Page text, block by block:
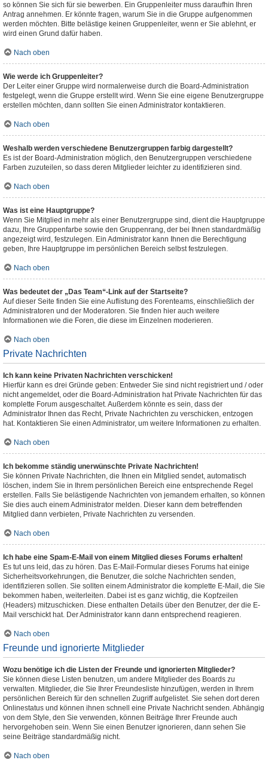
so können Sie sich für sie bewerben. Ein Gruppenleiter muss daraufhin Ihren
Antrag annehmen. Er könnte fragen, warum Sie in die Gruppe aufgenommen
werden möchten. Bitte belästige keinen Gruppenleiter, wenn er Sie ablehnt, er
wird einen Grund dafür haben.
Nach oben
Wie werde ich Gruppenleiter?
Der Leiter einer Gruppe wird normalerweise durch die Board-Administration
festgelegt, wenn die Gruppe erstellt wird. Wenn Sie eine eigene Benutzergruppe
erstellen möchten, dann sollten Sie einen Administrator kontaktieren.
Nach oben
Weshalb werden verschiedene Benutzergruppen farbig dargestellt?
Es ist der Board-Administration möglich, den Benutzergruppen verschiedene
Farben zuzuteilen, so dass deren Mitglieder leichter zu identifizieren sind.
Nach oben
Was ist eine Hauptgruppe?
Wenn Sie Mitglied in mehr als einer Benutzergruppe sind, dient die Hauptgruppe
dazu, Ihre Gruppenfarbe sowie den Gruppenrang, der bei Ihnen standardmäßig
angezeigt wird, festzulegen. Ein Administrator kann Ihnen die Berechtigung
geben, Ihre Hauptgruppe im persönlichen Bereich selbst festzulegen.
Nach oben
Was bedeutet der „Das Team“-Link auf der Startseite?
Auf dieser Seite finden Sie eine Auflistung des Forenteams, einschließlich der
Administratoren und der Moderatoren. Sie finden hier auch weitere
Informationen wie die Foren, die diese im Einzelnen moderieren.
Nach oben
Private Nachrichten
Ich kann keine Privaten Nachrichten verschicken!
Hierfür kann es drei Gründe geben: Entweder Sie sind nicht registriert und / oder
nicht angemeldet, oder die Board-Administration hat Private Nachrichten für das
komplette Forum ausgeschaltet. Außerdem könnte es sein, dass der
Administrator Ihnen das Recht, Private Nachrichten zu verschicken, entzogen
hat. Kontaktieren Sie einen Administrator, um weitere Informationen zu erhalten.
Nach oben
Ich bekomme ständig unerwünschte Private Nachrichten!
Sie können Private Nachrichten, die Ihnen ein Mitglied sendet, automatisch
löschen, indem Sie in Ihrem persönlichen Bereich eine entsprechende Regel
erstellen. Falls Sie belästigende Nachrichten von jemandem erhalten, so können
Sie dies auch einem Administrator melden. Dieser kann dem betreffenden
Mitglied dann verbieten, Private Nachrichten zu versenden.
Nach oben
Ich habe eine Spam-E-Mail von einem Mitglied dieses Forums erhalten!
Es tut uns leid, das zu hören. Das E-Mail-Formular dieses Forums hat einige
Sicherheitsvorkehrungen, die Benutzer, die solche Nachrichten senden,
identifizieren sollen. Sie sollten einem Administrator die komplette E-Mail, die Sie
bekommen haben, weiterleiten. Dabei ist es ganz wichtig, die Kopfzeilen
(Headers) mitzuschicken. Diese enthalten Details über den Benutzer, der die E-
Mail verschickt hat. Der Administrator kann dann entsprechend reagieren.
Nach oben
Freunde und ignorierte Mitglieder
Wozu benötige ich die Listen der Freunde und ignorierten Mitglieder?
Sie können diese Listen benutzen, um andere Mitglieder des Boards zu
verwalten. Mitglieder, die Sie Ihrer Freundesliste hinzufügen, werden in Ihrem
persönlichen Bereich für den schnellen Zugriff aufgelistet. Sie sehen dort deren
Onlinestatus und können ihnen schnell eine Private Nachricht senden. Abhängig
von dem Style, den Sie verwenden, können Beiträge Ihrer Freunde auch
hervorgehoben sein. Wenn Sie einen Benutzer ignorieren, dann sehen Sie
seine Beiträge standardmäßig nicht.
Nach oben